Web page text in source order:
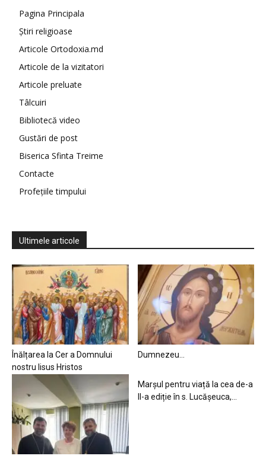
Pagina Principala
Știri religioase
Articole Ortodoxia.md
Articole de la vizitatori
Articole preluate
Tâlcuiri
Bibliotecă video
Gustări de post
Biserica Sfinta Treime
Contacte
Profețiile timpului
Ultimele articole
Înălțarea la Cer a Domnului
nostru Iisus Hristos
Dumnezeu…
Marșul pentru viață la cea de-a
II-a ediție în s. Lucășeuca,...